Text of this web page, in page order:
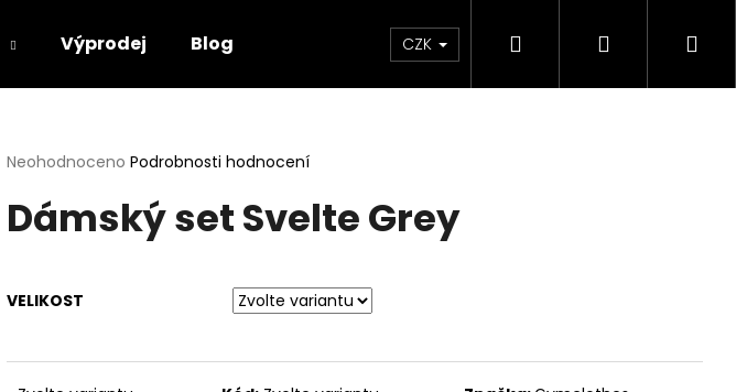
Výprodej Blog CZK Hledat Přihlášení
Průměrné
produktu
je
hvězdiček.
Neohodnoceno Podrobnosti hodnocení
Dámský set Svelte Grey
VELIKOST
HLEDAT